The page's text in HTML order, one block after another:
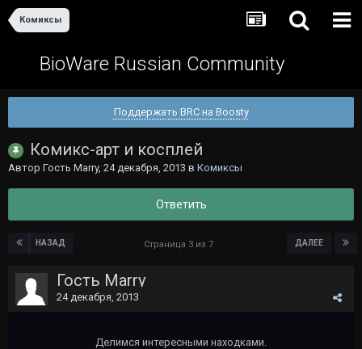
Комиксы
BioWare Russian Community
Поддержать BRC на Boosty
Комикс-арт и косплей
Автор Гость Marry, 24 декабря, 2013 в Комиксы
Ответить
НАЗАД ДАЛЕЕ
Страница 3 из 7
Гость Marry
24 декабря, 2013
Делимся интересными находками.